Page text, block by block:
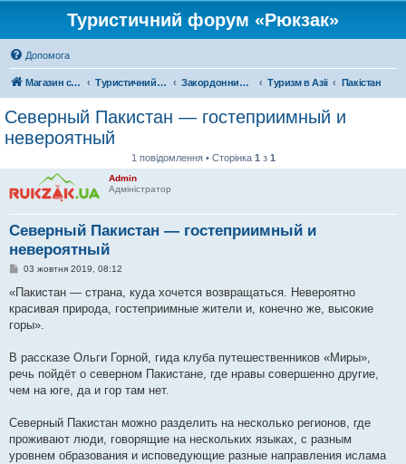
Туристичний форум «Рюкзак»
Допомога
Магазин спорядження Туристичний форум «Рюкзак» Закордонний туризм Туризм в Азії Пакістан
Северный Пакистан — гостеприимный и
невероятный
1 повідомлення • Сторінка 1 з 1
Admin
Адміністратор
Северный Пакистан — гостеприимный и
невероятный
П
в
д
о
м
е
н
н
я
03 жовтня 2019, 08:12
«Пакистан — страна, куда хочется возвращаться. Невероятно
красивая природа, гостеприимные жители и, конечно же, высокие
горы».
В рассказе Ольги Горной, гида клуба путешественников «Миры»,
речь пойдёт о северном Пакистане, где нравы совершенно другие,
чем на юге, да и гор там нет.
Северный Пакистан можно разделить на несколько регионов, где
проживают люди, говорящие на нескольких языках, с разным
уровнем образования и исповедующие разные направления ислама